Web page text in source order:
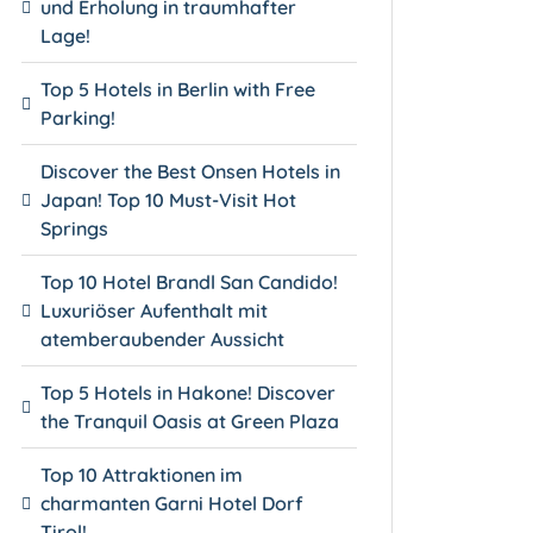
und Erholung in traumhafter
Lage!
Top 5 Hotels in Berlin with Free
Parking!
Discover the Best Onsen Hotels in
Japan! Top 10 Must-Visit Hot
Springs
Top 10 Hotel Brandl San Candido!
Luxuriöser Aufenthalt mit
atemberaubender Aussicht
Top 5 Hotels in Hakone! Discover
the Tranquil Oasis at Green Plaza
Top 10 Attraktionen im
charmanten Garni Hotel Dorf